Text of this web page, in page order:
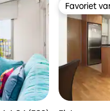
Favoriet
Favoriet